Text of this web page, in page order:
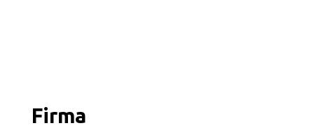
Firma